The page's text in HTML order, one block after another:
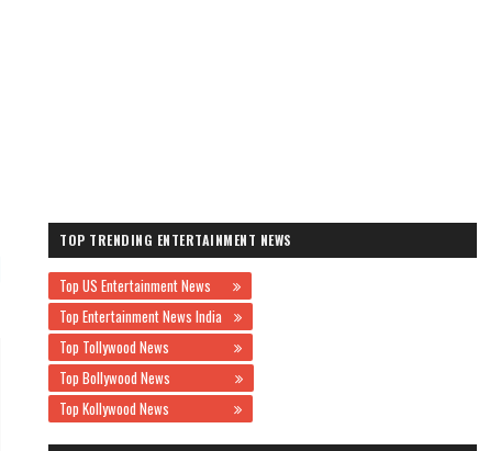
TOP TRENDING ENTERTAINMENT NEWS
Top US Entertainment News
Top Entertainment News India
Top Tollywood News
Top Bollywood News
Top Kollywood News